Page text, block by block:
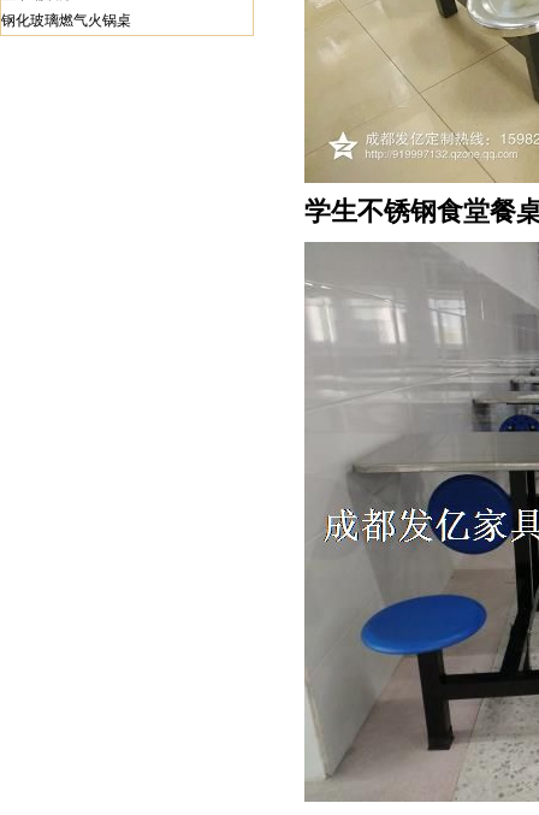
钢化玻璃燃气火锅桌
学生不锈钢食堂餐